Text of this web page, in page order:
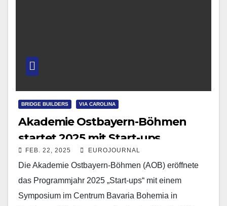
BRIDGE BUILDERS VIA CAROLINA
Akademie Ostbayern-Böhmen
startet 2025 mit Start-ups
FEB. 22, 2025 EUROJOURNAL
Die Akademie Ostbayern-Böhmen (AOB) eröffnete
das Programmjahr 2025 „Start-ups“ mit einem
Symposium im Centrum Bavaria Bohemia in